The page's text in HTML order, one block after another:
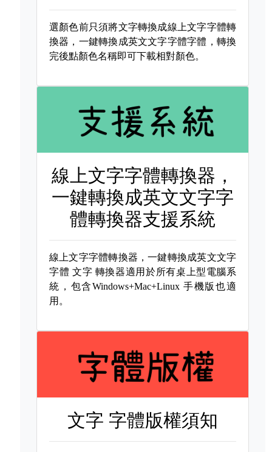
選顏色前只須將文字轉換成線上文字字體轉
換器，一鍵轉換成英文文字字體字體，轉換
完後點顏色名稱即可下載相對顏色。
線上文字字體轉換器，
一鍵轉換成英文文字字
體轉換器支援系統
線上文字字體轉換器，一鍵轉換成英文文字
字體 文字 轉換器適用於所有桌上型電腦系
統，包含Windows+Mac+Linux 手機版也適
用。
文字 字體版權須知